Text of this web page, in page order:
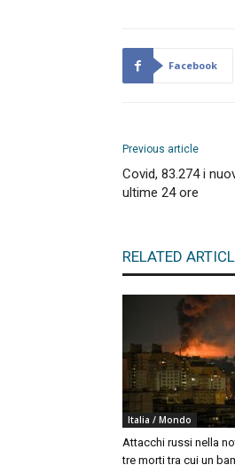
Facebook
Previous article
Covid, 83.274 i
ultime 24 ore
RELATED
Italia / Mondo
Attacchi russi nella
tre morti tra cui un